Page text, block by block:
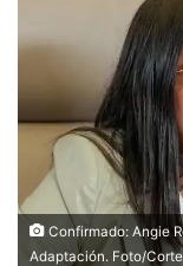
Confirmado: Angie
Adaptación. Foto/